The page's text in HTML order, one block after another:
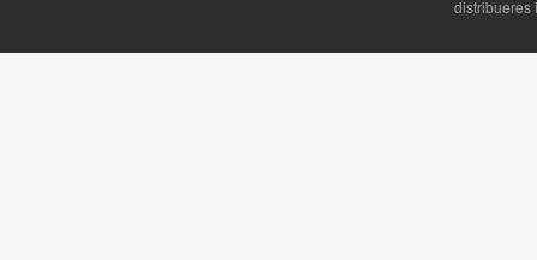
distribueres